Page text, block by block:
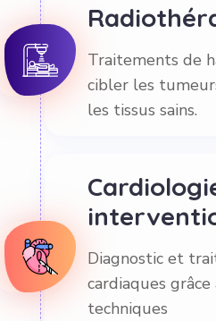
Traitements de
cibler les
les tissus
Diagnostic et
cardiaques grâce
techniques